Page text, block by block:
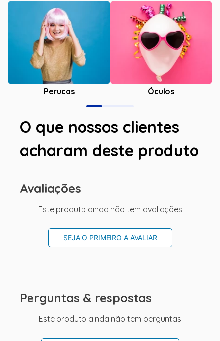
Perucas Óculos
O que nossos clientes
acharam deste produto
Avaliações
Este produto ainda não tem avaliações
SEJA O PRIMEIRO A AVALIAR
Perguntas & respostas
Este produto ainda não tem perguntas